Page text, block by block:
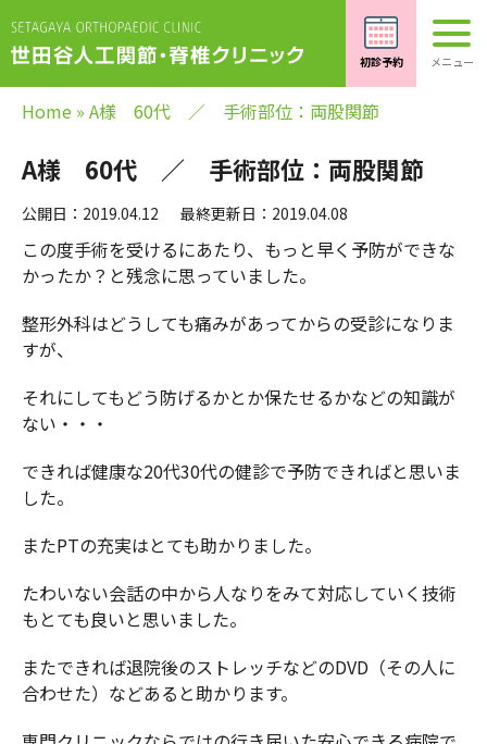
Home » A様 60代 ／ 手術部位：両股関節
A様 60代 ／ 手術部位：両股関節
公開日：2019.04.12 最終更新日：2019.04.08
この度手術を受けるにあたり、もっと早く予防ができな
かったか？と残念に思っていました。
整形外科はどうしても痛みがあってからの受診になりま
すが、
それにしてもどう防げるかとか保たせるかなどの知識が
ない・・・
できれば健康な20代30代の健診で予防できればと思いま
した。
またPTの充実はとても助かりました。
たわいない会話の中から人なりをみて対応していく技術
もとても良いと思いました。
またできれば退院後のストレッチなどのDVD（その人に
合わせた）などあると助かります。